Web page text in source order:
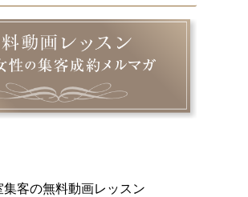
集客の無料動画レッスン